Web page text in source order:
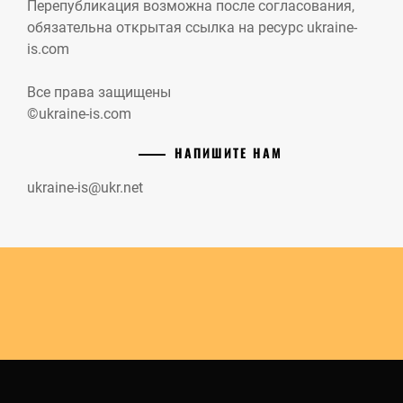
Перепубликация возможна после согласования,
обязательна открытая ссылка на ресурс ukraine-
is.com
Все права защищены
©ukraine-is.com
НАПИШИТЕ НАМ
ukraine-is@ukr.net